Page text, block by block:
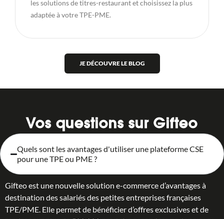
les solutions de titres-restaurant et choisissez la plus
adaptée à votre TPE-PME.
JE DÉCOUVRE LE BLOG
Vos questions sur Gifteo
Quels sont les avantages d'utiliser une plateforme CSE
pour une TPE ou PME ?
Gifteo est une nouvelle solution e-commerce d’avantages à
destination des salariés des petites entreprises françaises
TPE/PME. Elle permet de bénéficier d’offres exclusives et de